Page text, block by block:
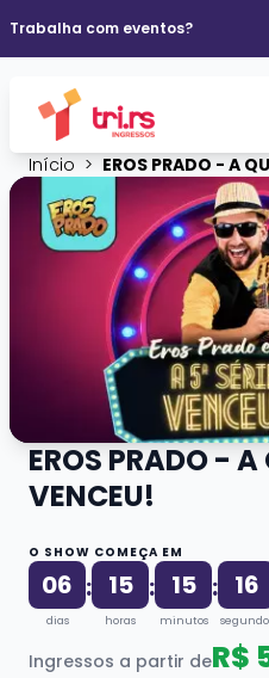
Trabalha com eventos?
Início > EROS PRADO - A
EROS PRADO - A
VENCEU!
O SHOW COMEÇA EM
06
dias
: 15
horas
: 15
minutos
: 16
Ingressos a partir deR$